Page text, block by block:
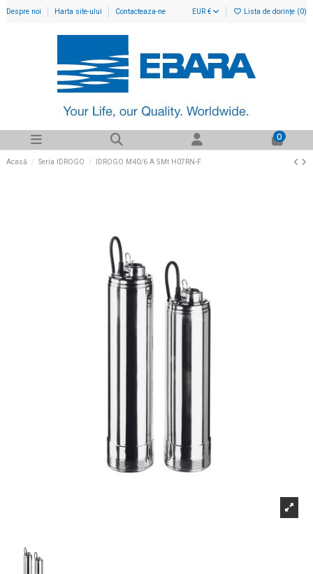
Despre noi Harta site-ului Contacteaza-ne EUR € Lista de dorințe (0)
0
Acasă Seria IDROGO IDROGO M40/6 A 5Mt H07RN-F